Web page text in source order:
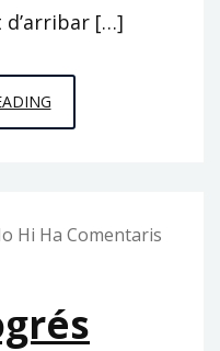
d’arribar […]
LA
GENERACIÓ
Hi Ha Comentaris